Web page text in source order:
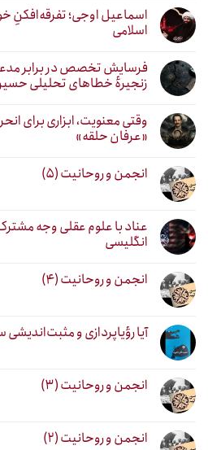
اسماعیل اوجی؛ تفرقه‌افکنِ
اسلامی
فرسایش تخصص در برابر
زنجیرهٔ خطاهای تحلیلی
وقتی معنویت، ابزاری برای
«عرفان حلقه»
انجمن و روحانیت (۵)
عناد با علوم عقلی وجه
انگلیسی
انجمن و روحانیت (۴)
آیا رؤیاپردازی و
انجمن و روحانیت (۳)
انجمن و روحانیت (۲)